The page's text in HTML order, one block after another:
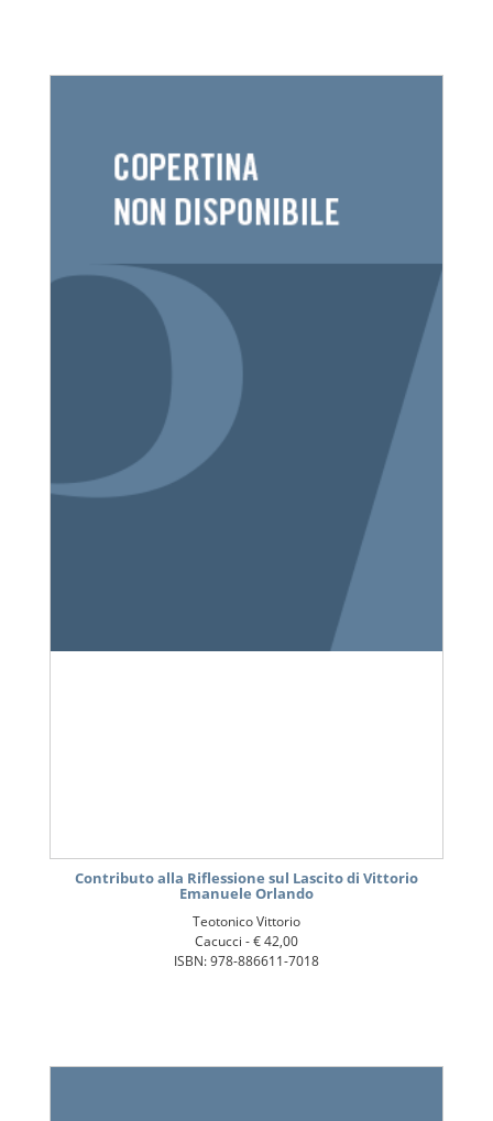
Contributo alla Riflessione sul Lascito di Vittorio
Emanuele Orlando
Teotonico Vittorio
Cacucci -€ 42,00
ISBN: 978-886611-7018